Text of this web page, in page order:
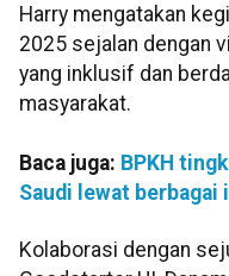
Harry mengatakan
2025 sejalan dengan
yang inklusif dan
masyarakat.
Baca juga: BPKH
Saudi lewat berbagai
Kolaborasi dengan